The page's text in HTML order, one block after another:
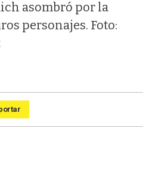
asombró por la
personajes. Foto: